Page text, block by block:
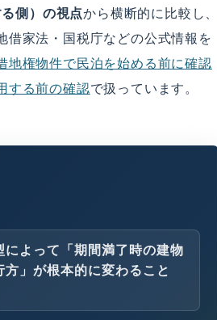
側）の視点から横断的に比較し、
借家法・国税庁などの公式情報を
地権物件で民泊を始める前に確認
する前の確認で扱っています。
によって「期間満了時の建物
方」が根本的に変わること